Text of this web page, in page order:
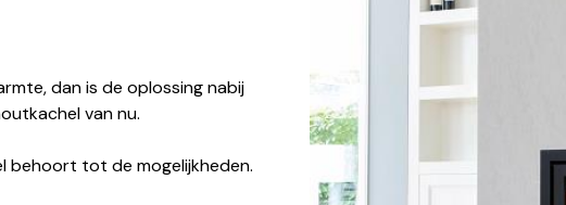
dan is de oplossing nabij
van nu.
behoort tot de mogelijkheden.